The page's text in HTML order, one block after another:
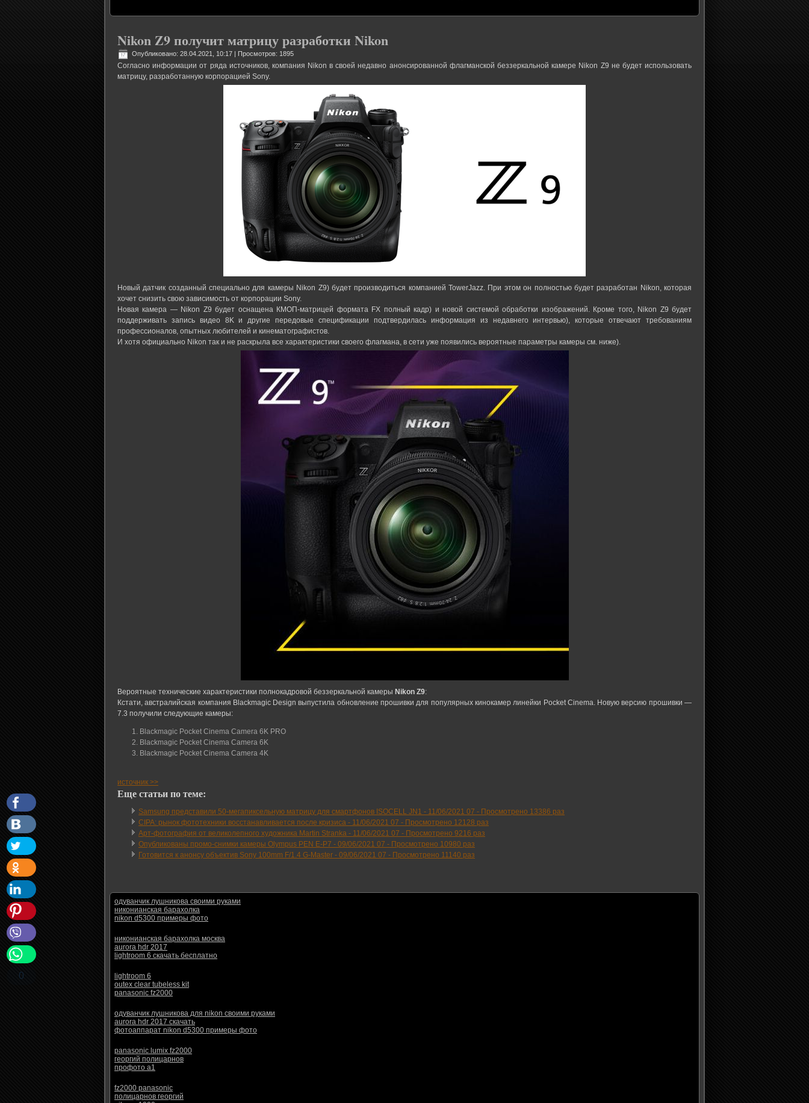
Nikon Z9 получит матрицу разработки Nikon
Опубликовано: 28.04.2021, 10:17 | Просмотров: 1895
Согласно информации от ряда источников, компания Nikon в своей недавно анонсированной флагманской беззеркальной камере Nikon Z9 не будет использовать
матрицу, разработанную корпорацией Sony.
Новый датчик созданный специально для камеры Nikon Z9) будет производиться компанией TowerJazz. При этом он полностью будет разработан Nikon, которая
хочет снизить свою зависимость от корпорации Sony.
Новая камера — Nikon Z9 будет оснащена КМОП-матрицей формата FX полный кадр) и новой системой обработки изображений. Кроме того, Nikon Z9 будет
поддерживать запись видео 8K и другие передовые спецификации подтвердилась информация из недавнего интервью), которые отвечают требованиям
профессионалов, опытных любителей и кинематографистов.
И хотя официально Nikon так и не раскрыла все характеристики своего флагмана, в сети уже появились вероятные параметры камеры см. ниже).
Вероятные технические характеристики полнокадровой беззеркальной камеры Nikon Z9:
Кстати, австралийская компания Blackmagic Design выпустила обновление прошивки для популярных кинокамер линейки Pocket Cinema. Новую версию прошивки —
7.3 получили следующие камеры:
Blackmagic Pocket Cinema Camera 6K PRO
Blackmagic Pocket Cinema Camera 6K
Blackmagic Pocket Cinema Camera 4K
источник >>
0
Еще статьи по теме:
Samsung представили 50-мегапиксельную матрицу для смартфонов ISOCELL JN1 - 11/06/2021 07 - Просмотрено 13386 раз
CIPA: рынок фототехники восстанавливается после кризиса - 11/06/2021 07 - Просмотрено 12128 раз
Арт-фотография от великолепного художника Martin Stranka - 11/06/2021 07 - Просмотрено 9216 раз
Опубликованы промо-снимки камеры Olympus PEN E-P7 - 09/06/2021 07 - Просмотрено 10980 раз
Готовится к анонсу объектив Sony 100mm F/1.4 G-Master - 09/06/2021 07 - Просмотрено 11140 раз
одуванчик лушникова своими руками
никонианская барахолка
nikon d5300 примеры фото
никонианская барахолка москва
aurora hdr 2017
lightroom 6 скачать бесплатно
lightroom 6
outex clear tubeless kit
panasonic fz2000
одуванчик лушникова для nikon своими руками
aurora hdr 2017 скачать
фотоаппарат nikon d5300 примеры фото
panasonic lumix fz2000
георгий полицарнов
профото а1
fz2000 panasonic
полицарнов георгий